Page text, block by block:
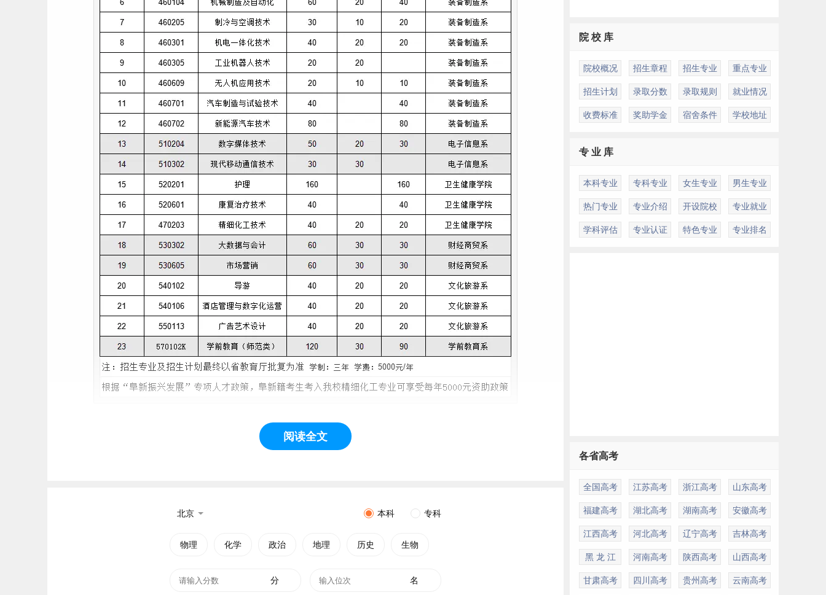
科学校，现已形成集高等职业教育、中等职业教育、成人教育、电大远程教育为一体的多元化办学体系。
取得了良好成绩，先后荣获辽宁省思想政治工作研究先进集体、辽宁省绿色校园、辽宁省
八红旗单位、共青团辽宁省委员会最具活力团支部、辽宁省五四红旗团委、辽宁省共青团员先锋岗等荣誉称号。学
阅读全文
北京 本科 专科
物理 化学 政治 地理 历史 生物
分 名
院 校 库
院校概况 招生章程 招生专业 重点专业
招生计划 录取分数 录取规则 就业情况
收费标准 奖助学金 宿舍条件 学校地址
专 业 库
本科专业 专科专业 女生专业 男生专业
热门专业 专业介绍 开设院校 专业就业
学科评估 专业认证 特色专业 专业排名
各省高考
全国高考 江苏高考 浙江高考 山东高考
福建高考 湖北高考 湖南高考 安徽高考
江西高考 河北高考 辽宁高考 吉林高考
黑 龙 江 河南高考 陕西高考 山西高考
甘肃高考 四川高考 贵州高考 云南高考